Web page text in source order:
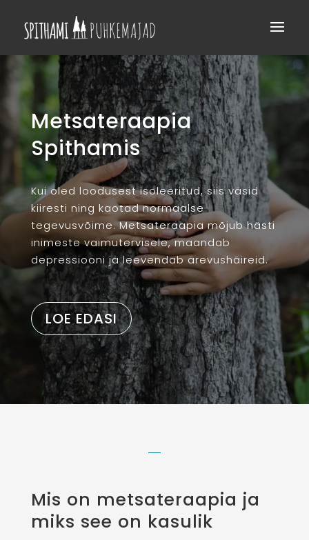
Metsateraapia
Spithamis
Kui oled loodusest isoleeritud, siis väsid
kiiresti ning kaotad normaalse
tegevusvõime.Metsateraapia mõjub hästi
inimeste vaimutervisele, maandab
depressiooni ja leevendab ärevushäireid.
LOE EDASI
Mis on metsateraapia ja
miks see on kasulik